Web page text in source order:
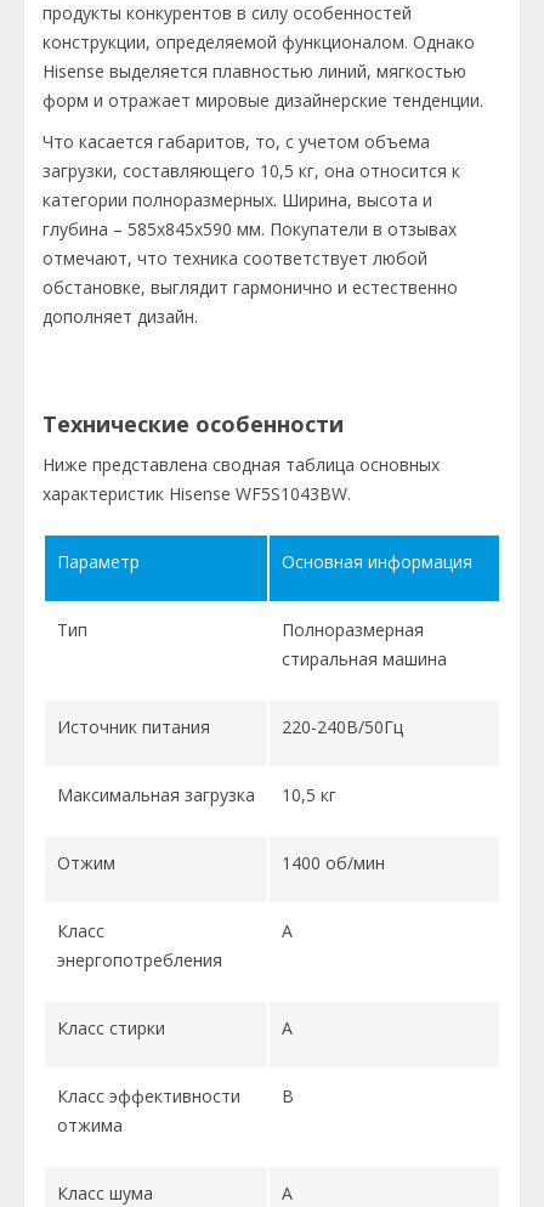
продукты конкурентов в силу особенностей
конструкции, определяемой функционалом. Однако
Hisense выделяется плавностью линий, мягкостью
форм и отражает мировые дизайнерские тенденции.
Что касается габаритов, то, с учетом объема
загрузки, составляющего 10,5 кг, она относится к
категории полноразмерных. Ширина, высота и
глубина – 585х845х590 мм. Покупатели в отзывах
отмечают, что техника соответствует любой
обстановке, выглядит гармонично и естественно
дополняет дизайн.
Технические особенности
Ниже представлена сводная таблица основных
характеристик Hisense WF5S1043BW.
Параметр Основная информация
Тип
Полноразмерная
стиральная машина
Источник питания 220-240В/50Гц
Максимальная загрузка 10,5 кг
Отжим 1400 об/мин
Класс
энергопотребления
А
Класс стирки А
Класс эффективности
отжима
В
Класс шума А